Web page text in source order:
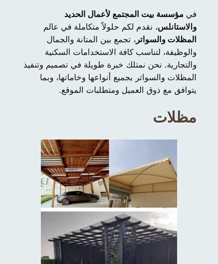
في مؤسسة بيت المجتمع لأعمال الحديد
والاستانلس، نقدم لكم حلولاً متكاملة في عالم
المظلات والسواتر ، تجمع بين المتانة والجمال
والوظيفة، لتناسب كافة الاستخدامات السكنية
والتجارية. نحن نمتلك خبرة طويلة في تصميم وتنفيذ
المظلات والسواتر بجميع أنواعها وخاماتها، وبما
يتوافق مع ذوق العميل ومتطلبات الموقع.
مظلات